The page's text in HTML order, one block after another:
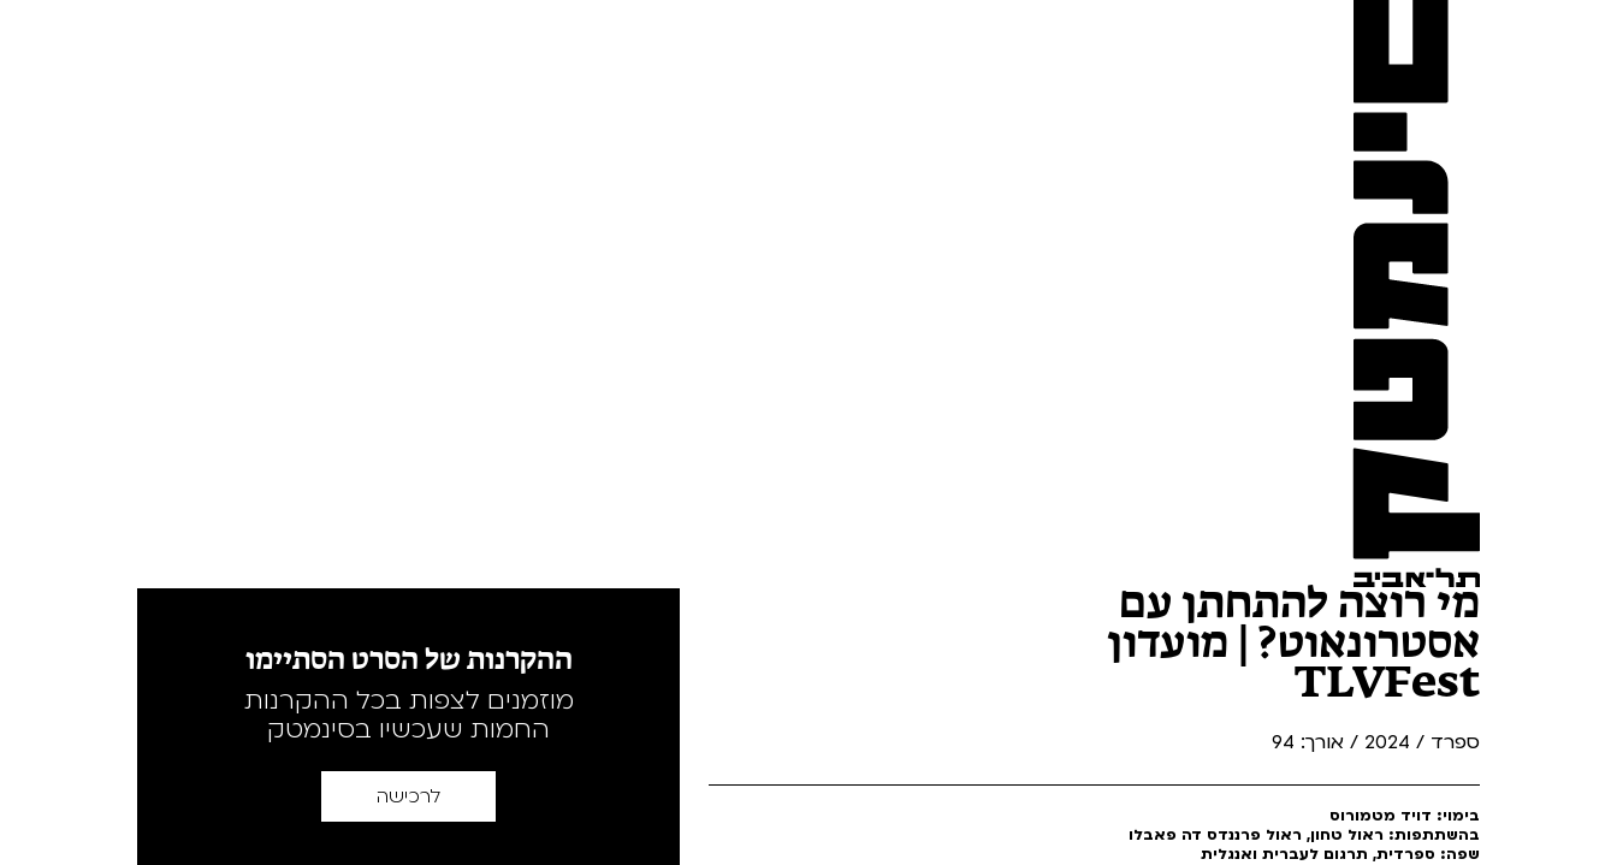
מי רוצה להתחתן עם
אסטרונאוט? | מועדון
TLVFest
ספרד / 2024 / אורך: 94
בימוי: דויד מטמורוס
בהשתתפות: ראול טחון, ראול פרננדס דה פאבלו
שפה: ספרדית, תרגום לעברית ואנגלית
ההקרנות של הסרט הסתיימו
מוזמנים לצפות בכל ההקרנות
החמות שעכשיו בסינמטק
לרכישה